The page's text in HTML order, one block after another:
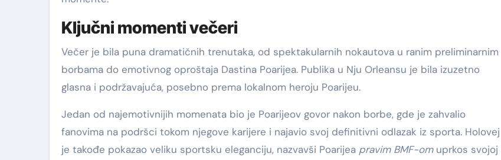
Ključni momenti večeri
Večer je bila puna dramatičnih trenutaka, od spektakularnih nokautova u ranim preliminarnim
borbama do emotivnog oproštaja Dastina Poarijea. Publika u Nju Orleansu je bila izuzetno
glasna i podržavajuća, posebno prema lokalnom heroju Poarijeu.
Jedan od najemotivnijih momenata bio je Poarijeov govor nakon borbe, gde je zahvalio
fanovima na podršci tokom njegove karijere i najavio svoj definitivni odlazak iz sporta. Holovej
je takođe pokazao veliku sportsku eleganciju, nazvavši Poarijea pravim BMF-omuprkos svojoj